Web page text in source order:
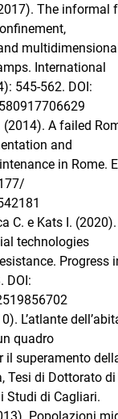
The informal
International
545-562. DOI:
(2014). A failed
and
in Rome.
C. e Kats I.
technologies
Progress
DOI:
L’atlante
quadro
il superamento
Tesi di Dottorato di
Studi di Cagliari.
Popolazioni